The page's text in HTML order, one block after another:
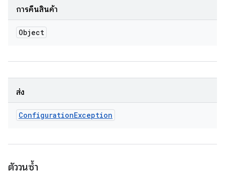
การคืนสินค้า
Object
ส่ง
ConfigurationException
ตัววนซ้ำ